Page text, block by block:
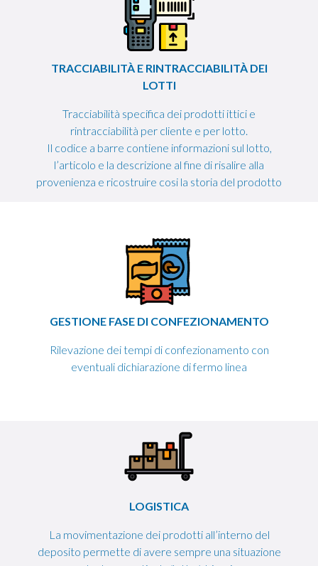
TRACCIABILITÀ E RINTRACCIABILITÀ DEI
LOTTI
Tracciabilità specifica dei prodotti ittici e
rintracciabilità per cliente e per lotto.
Il codice a barre contiene informazioni sul lotto,
l’articolo e la descrizione al fine di risalire alla
provenienza e ricostruire cosi la storia del prodotto
GESTIONE FASE DI CONFEZIONAMENTO
Rilevazione dei tempi di confezionamento con
eventuali dichiarazione di fermo linea
LOGISTICA
La movimentazione dei prodotti all’interno del
deposito permette di avere sempre una situazione